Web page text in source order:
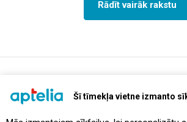
Šī tīmekļa vietne izmanto
Rādīt vairāk rakstu